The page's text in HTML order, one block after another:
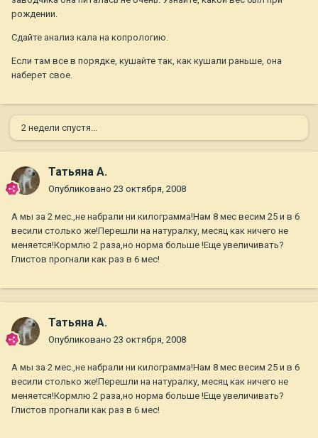
рождении.
Сдайте анализ кала на копрологию.
Если там все в порядке, кушайте так, как кушали раньше, она
наберет свое.
2 недели спустя...
Татьяна А.
Опубликовано 23 октября, 2008
А мы за 2 мес.,не набрали ни килограмма!Нам 8 мес весим 25 и в 6
весили столько же!Перешли на натуралку, месяц как ничего не
меняется!Кормлю 2 раза,но норма больше !Еще увеличивать?
Глистов прогнали как раз в 6 мес!
Татьяна А.
Опубликовано 23 октября, 2008
А мы за 2 мес.,не набрали ни килограмма!Нам 8 мес весим 25 и в 6
весили столько же!Перешли на натуралку, месяц как ничего не
меняется!Кормлю 2 раза,но норма больше !Еще увеличивать?
Глистов прогнали как раз в 6 мес!